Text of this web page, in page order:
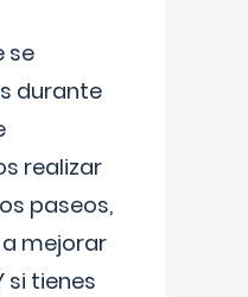
se
durante
realizar
paseos,
mejorar
si tienes